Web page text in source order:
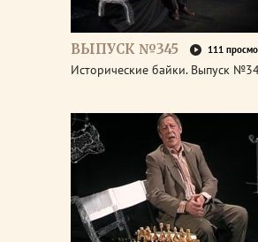
ВЫПУСК №345 111
Исторические байки. Выпуск